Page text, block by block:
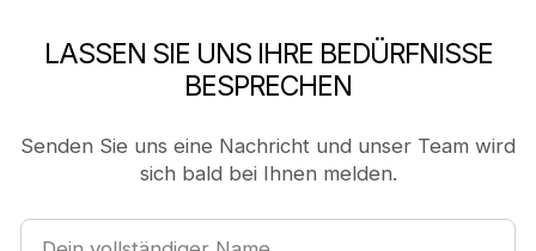
LASSEN SIE UNS IHRE BEDÜRFNISSE
BESPRECHEN
Senden Sie uns eine Nachricht und unser Team wird
sich bald bei Ihnen melden.